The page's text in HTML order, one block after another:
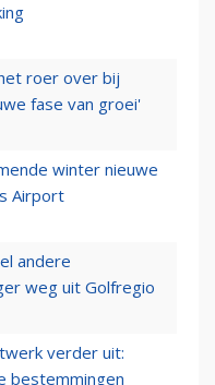
roer over bij
fase van groei'
winter nieuwe
Airport
andere
weg uit Golfregio
verder uit:
bestemmingen